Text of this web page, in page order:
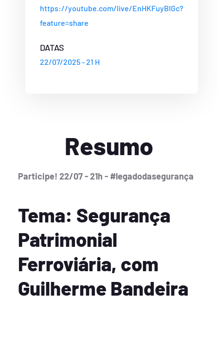
https://youtube.com/live/EnHKFuyBIGc?
feature=share
DATAS
22/07/2025 - 21 H
Resumo
Participe! 22/07 - 21h - #legadodasegurança
Tema: Segurança
Patrimonial
Ferroviária, com
Guilherme Bandeira